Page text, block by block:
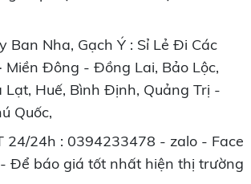
Ban Nha, Gạch Ý : Sỉ Lẻ Đi Các
Miền Đông - Đồng Lai, Bảo Lộc,
Huế, Bình Định, Quảng Trị -
Quốc,
24/24h : 0394233478 - zalo - Face
Để báo giá tốt nhất hiện thị trường